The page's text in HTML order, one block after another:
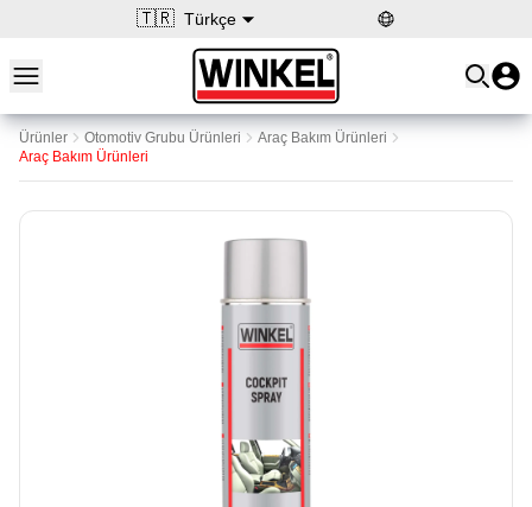
🇹🇷 Türkçe
Open main menu
Winkel
Ürünler Otomotiv Grubu Ürünleri
Araç Bakım Ürünleri
Araç Bakım Ürünleri